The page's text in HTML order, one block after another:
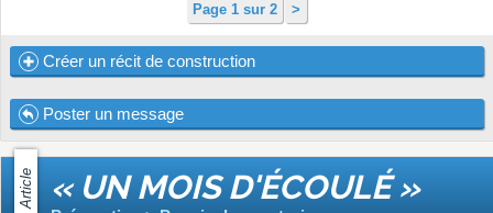
Page 1 sur 2 >
Créer un récit de construction
Poster un message
Article « UN MOIS D'ÉCOULÉ »